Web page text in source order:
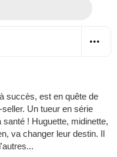
succès, est en quête de
Un tueur en série
! Huguette, midinette,
va changer leur destin. Il